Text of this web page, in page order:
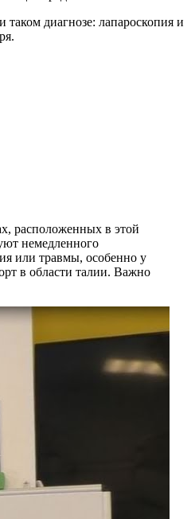
диагнозе: лапароскопия и
расположенных в этой
немедленного
или травмы, особенно у
в области талии. Важно